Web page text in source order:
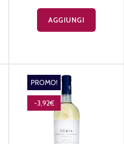
AGGIUNGI
PROMO!
-3,92€